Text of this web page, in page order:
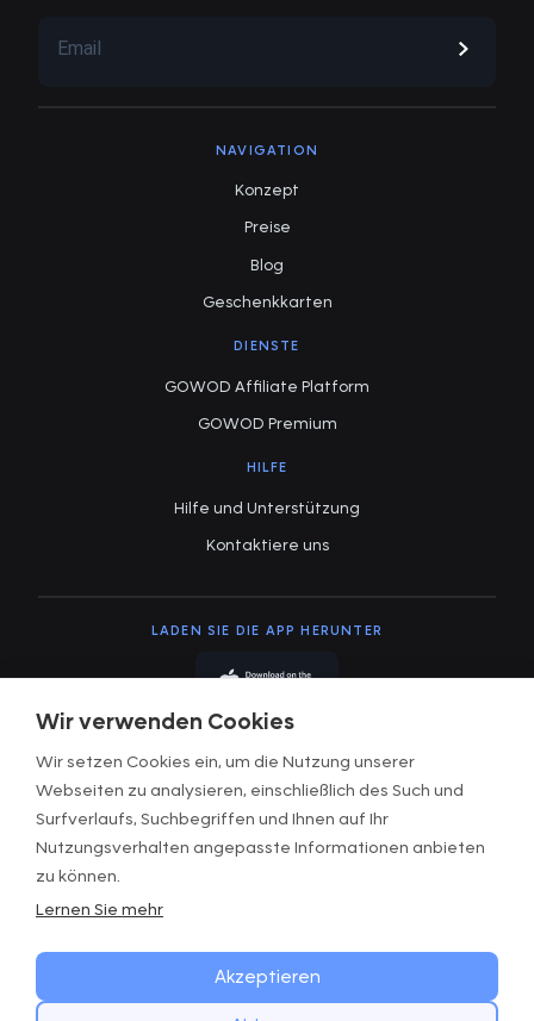
Wir verwenden Cookies
Wir setzen Cookies ein, um die Nutzung unserer
Webseiten zu analysieren, einschließlich des Such und
Surfverlaufs, Suchbegriffen und Ihnen auf Ihr
Nutzungsverhalten angepasste Informationen anbieten
zu können.
Lernen Sie mehr
Akzeptieren
NAVIGATION
Konzept
Preise
Blog
Geschenkkarten
DIENSTE
GOWOD Affiliate Platform
GOWOD Premium
HILFE
Hilfe und Unterstützung
Kontaktiere uns
LADEN SIE DIE APP HERUNTER
Nutzungsbedingungen
Bedingungen & Konditionen
Cookies verwalten